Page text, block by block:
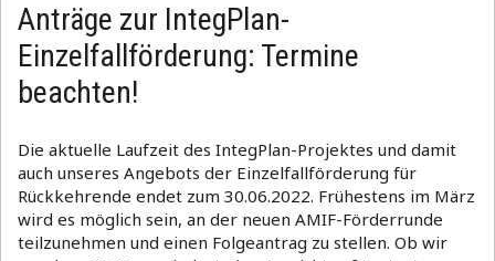
Anträge zur IntegPlan-
Einzelfallförderung: Termine
beachten!
Die aktuelle Laufzeit des IntegPlan-Projektes und damit
auch unseres Angebots der Einzelfallförderung für
Rückkehrende endet zum 30.06.2022. Frühestens im März
wird es möglich sein, an der neuen AMIF-Förderrunde
teilzunehmen und einen Folgeantrag zu stellen. Ob wir